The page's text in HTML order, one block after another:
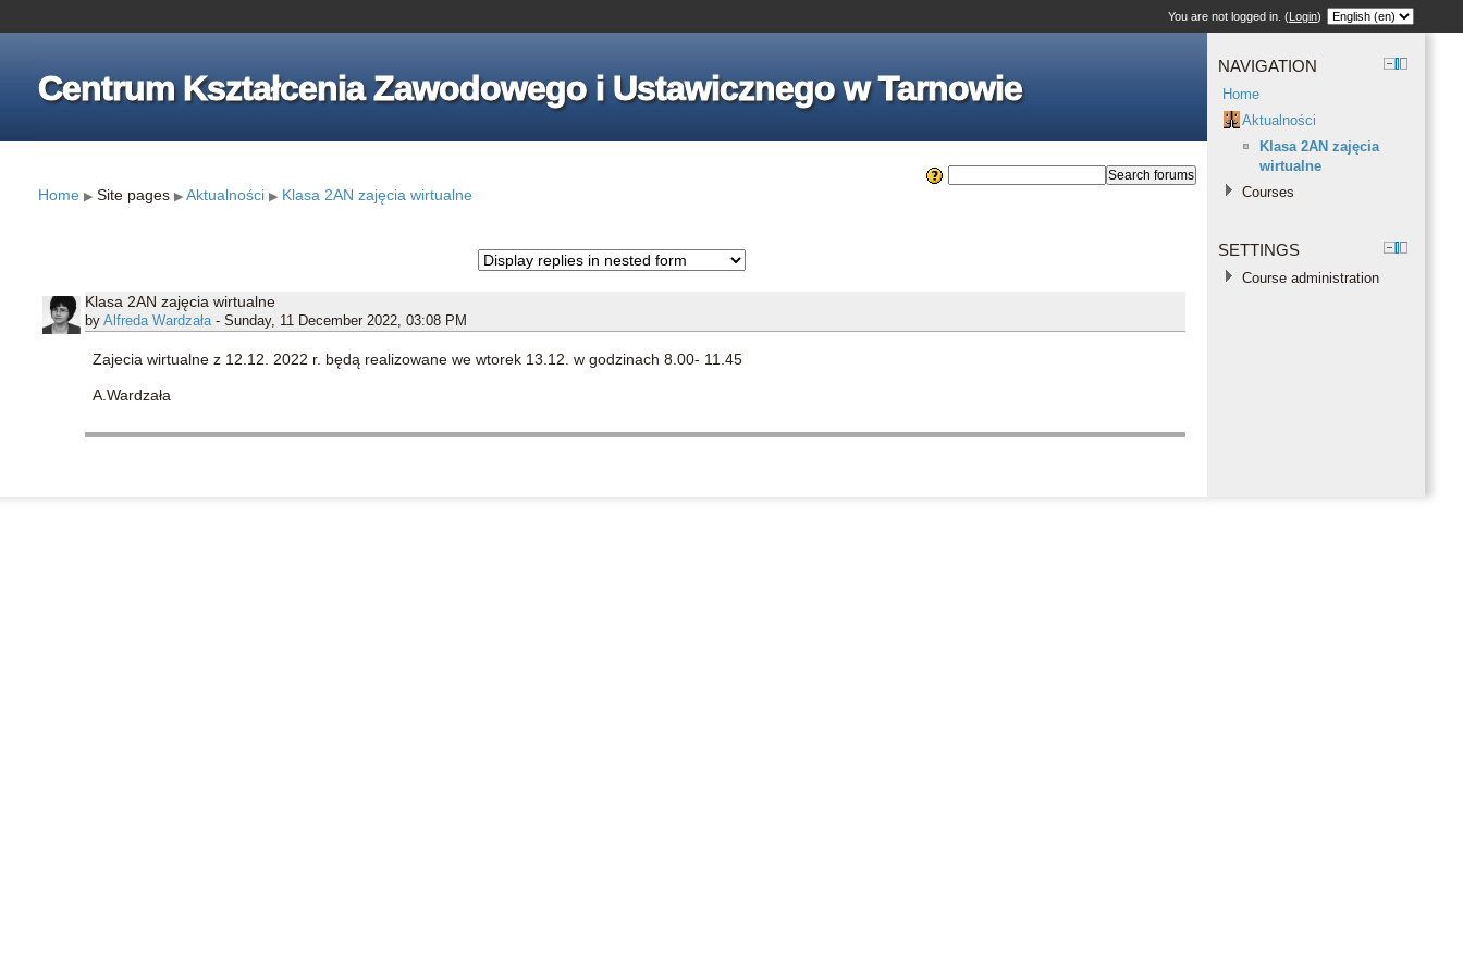
You are not logged in. (Login)
Centrum Kształcenia Zawodowego i Ustawicznego w Tarnowie
Home ▶ Site pages ▶ Aktualności ▶ Klasa 2AN zajęcia wirtualne
Klasa 2AN zajęcia wirtualne
by Alfreda Wardzała- Sunday, 11 December 2022, 03:08 PM
Zajecia wirtualne z 12.12. 2022 r. będą realizowane we wtorek 13.12. w godzinach 8.00- 11.45
A.Wardzała
NAVIGATION
Home
Aktualności
Klasa 2AN zajęcia
wirtualne
Courses
SETTINGS
Course administration